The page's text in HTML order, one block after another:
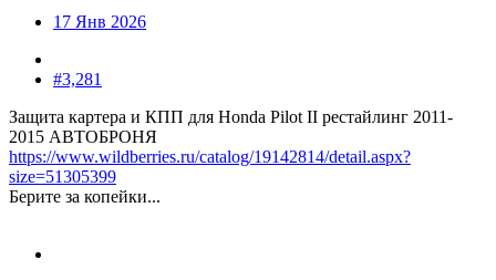
17 Янв 2026
#3,281
Защита картера и КПП для Honda Pilot II рестайлинг 2011-
2015 АВТОБРОНЯ
https://www.wildberries.ru/catalog/19142814/detail.aspx?
size=51305399
Берите за копейки...